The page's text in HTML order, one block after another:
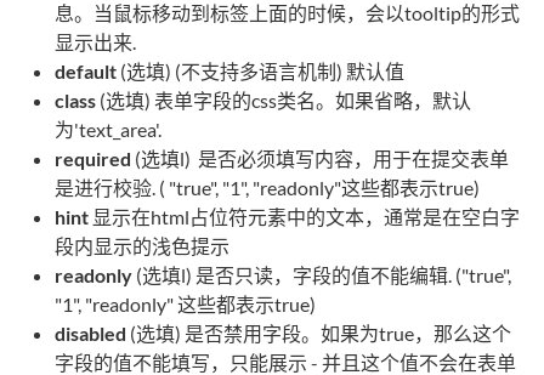
息。当鼠标移动到标签上面的时候，会以tooltip的形式
显示出来.
default (选填) (不支持多语言机制) 默认值
class (选填) 表单字段的css类名。如果省略，默认
为'text_area'.
required (选填l) 是否必须填写内容，用于在提交表单
是进行校验. ( "true", "1", "readonly"这些都表示true)
hint 显示在html占位符元素中的文本，通常是在空白字
段内显示的浅色提示
readonly (选填l) 是否只读，字段的值不能编辑. ("true",
"1", "readonly" 这些都表示true)
disabled (选填) 是否禁用字段。如果为true，那么这个
字段的值不能填写，只能展示 - 并且这个值不会在表单